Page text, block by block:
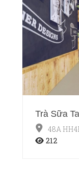
Trà Sữa
48A
212